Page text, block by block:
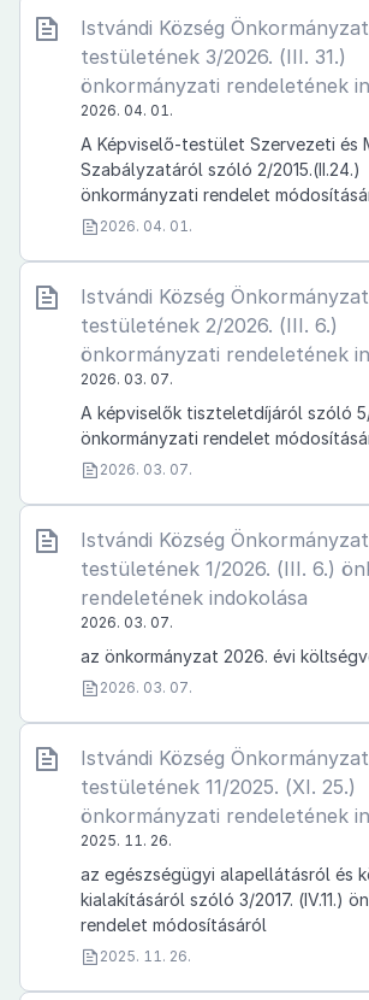
Istvándi Község
testületének 3/2026. (III. 31.)
önkormányzati rendeletének
2026. 04. 01.
A Képviselő-testület Szervezeti és
Szabályzatáról szóló 2/2015.(II.24.)
önkormányzati rendelet
2026. 04. 01.
Istvándi Község
testületének 2/2026. (III. 6.)
önkormányzati rendeletének
2026. 03. 07.
A képviselők tiszteletdíjáról szóló
önkormányzati rendelet
2026. 03. 07.
Istvándi Község
testületének 1/2026. (III. 6.)
rendeletének indokolása
2026. 03. 07.
az önkormányzat 2026. évi
2026. 03. 07.
Istvándi Község
testületének 11/2025. (XI. 25.)
önkormányzati rendeletének
2025. 11. 26.
az egészségügyi alapellátásról és
kialakításáról szóló 3/2017. (IV.11.)
rendelet módosításáról
2025. 11. 26.